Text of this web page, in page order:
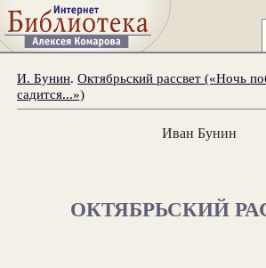
И. Бунин.Октябрьский рассвет («Ночь
садится...»)
Иван Бунин
ОКТЯБРЬСКИЙ